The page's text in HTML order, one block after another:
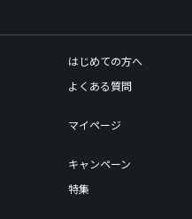
はじめての方へ
よくある質問
マイページ
キャンペーン
特集